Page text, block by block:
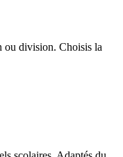
ou division. Choisis la